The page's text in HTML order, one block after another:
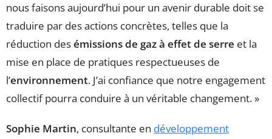
nous faisons aujourd’hui pour un avenir durable doit se
traduire par des actions concrètes, telles que la
réduction desémissions de gaz à effet de serre et la
mise en place de pratiques respectueuses de
l’environnement. J’ai confiance que notre engagement
collectif pourra conduire à un véritable changement. »
Sophie Martin, consultante en développement